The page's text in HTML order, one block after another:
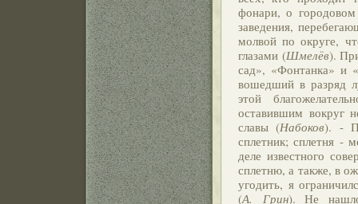
фонари, о
заведения,
молвой по округе,
глазами (Шмелёв).
сад», «Фонтанка» и
вошедший в разряд
этой
оставившим вокруг
славы (Набоков). -
сплетник; сплетня -
деле известного
сплетню, а также, в
угодить, я
(А. Грин). Не